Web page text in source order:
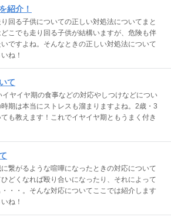
紹介！
回る子供についての正しい対処法についてまと
こでも走り回る子供が結構いますが、危険も伴
ですよね。そんなときの正しい対処法について
ね！
て
ヤイヤ期の食事などの対応やしつけなどについ
期は本当にストレスも溜まりますよね。2歳・3
も教えます！これでイヤイヤ期ともうまく付き
繋がるような喧嘩になったときの対応について
どくなれば殴り合いになったり、それによって
・・。そんな対応についてここでは紹介します
ね！